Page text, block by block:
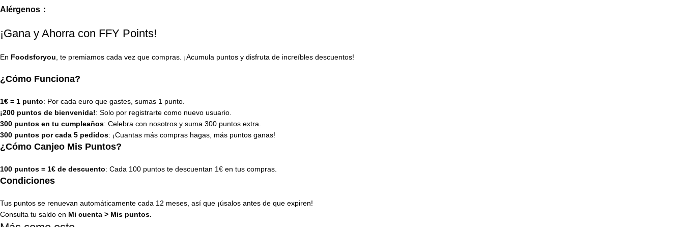
Alérgenos：
¡Gana y Ahorra con FFY Points!
En Foodsforyou, te premiamos cada vez que compras. ¡Acumula puntos y disfruta de increíbles descuentos!
¿Cómo Funciona?
1€ = 1 punto: Por cada euro que gastes, sumas 1 punto.
¡200 puntos de bienvenida!: Solo por registrarte como nuevo usuario.
300 puntos en tu cumpleaños: Celebra con nosotros y suma 300 puntos extra.
300 puntos por cada 5 pedidos: ¡Cuantas más compras hagas, más puntos ganas!
¿Cómo Canjeo Mis Puntos?
100 puntos = 1€ de descuento: Cada 100 puntos te descuentan 1€ en tus compras.
Condiciones
Tus puntos se renuevan automáticamente cada 12 meses, así que ¡úsalos antes de que expiren!
Consulta tu saldo en Mi cuenta > Mis puntos.